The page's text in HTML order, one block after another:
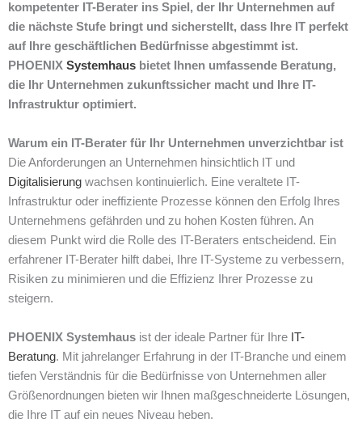
kompetenter IT-Berater ins Spiel, der Ihr Unternehmen auf
die nächste Stufe bringt und sicherstellt, dass Ihre IT perfekt
auf Ihre geschäftlichen Bedürfnisse abgestimmt ist.
PHOENIX Systemhaus bietet Ihnen umfassende Beratung,
die Ihr Unternehmen zukunftssicher macht und Ihre IT-
Infrastruktur optimiert.
Warum ein IT-Berater für Ihr Unternehmen unverzichtbar ist
Die Anforderungen an Unternehmen hinsichtlich IT und
Digitalisierung wachsen kontinuierlich. Eine veraltete IT-
Infrastruktur oder ineffiziente Prozesse können den Erfolg Ihres
Unternehmens gefährden und zu hohen Kosten führen. An
diesem Punkt wird die Rolle des IT-Beraters entscheidend. Ein
erfahrener IT-Berater hilft dabei, Ihre IT-Systeme zu verbessern,
Risiken zu minimieren und die Effizienz Ihrer Prozesse zu
steigern.
PHOENIX Systemhaus ist der ideale Partner für Ihre IT-
Beratung. Mit jahrelanger Erfahrung in der IT-Branche und einem
tiefen Verständnis für die Bedürfnisse von Unternehmen aller
Größenordnungen bieten wir Ihnen maßgeschneiderte Lösungen,
die Ihre IT auf ein neues Niveau heben.